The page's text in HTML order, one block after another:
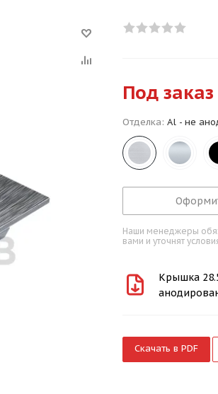
Под заказ
Отделка: Al - не
Наши менеджеры
вами и уточнят
Крышка
Скачать в PDF